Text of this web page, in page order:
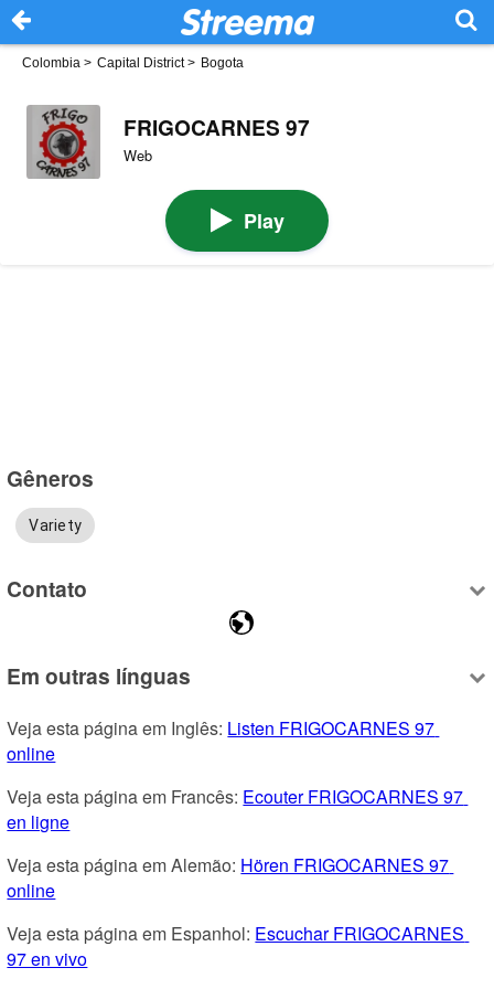
Colombia > Capital District> Bogota
FRIGOCARNES 97
Web
Play
Gêneros
Variety
Contato
Em outras línguas
Veja esta página em Inglês: Listen FRIGOCARNES 97
online
Veja esta página em Francês: Ecouter FRIGOCARNES 97
en ligne
Veja esta página em Alemão: Hören FRIGOCARNES 97
online
Veja esta página em Espanhol: Escuchar FRIGOCARNES
97 en vivo